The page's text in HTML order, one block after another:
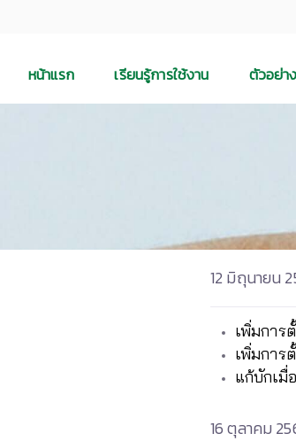
หน้าแรก เรียนรู้การใช้งาน ตัวอย่า
12 มิถุนายน
เพิ่มการ
เพิ่มการ
แก้บักเมื่
16 ตุลาคม